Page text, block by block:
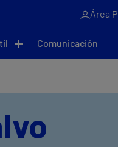
Área
Comunicación